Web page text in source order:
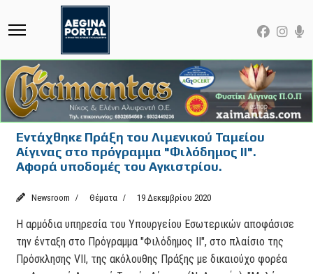
Εντάχθηκε Πράξη του Λιμενικού Ταμείου
Αίγινας στο πρόγραμμα "Φιλόδημος ΙΙ".
Αφορά υποδομές του Αγκιστρίου.
Newsroom Θέματα 19 Δεκεμβρίου 2020
Η αρμόδια υπηρεσία του Υπουργείου Εσωτερικών αποφάσισε
την ένταξη στο Πρόγραμμα "Φιλόδημος ΙΙ", στο πλαίσιο της
Πρόσκλησης VΙΙ, της ακόλουθης Πράξης με δικαιούχο φορέα